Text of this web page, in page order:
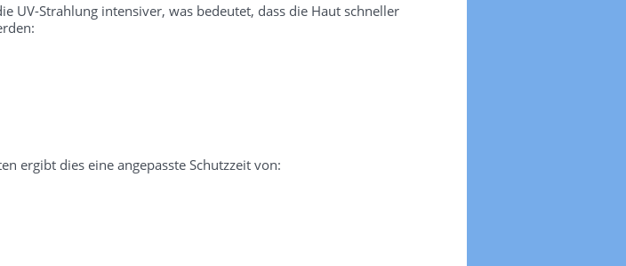
UV-Strahlung intensiver, was bedeutet, dass die Haut schneller
ergibt dies eine angepasste Schutzzeit von: